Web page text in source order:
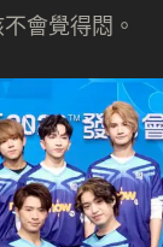
會覺得悶。